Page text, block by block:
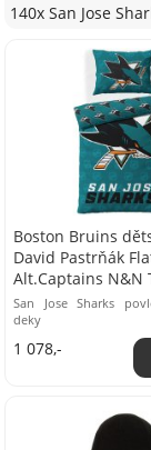
140x San Jose
Boston Bruins
David Pastrňák
Alt.Captains N&N
San Jose Sharks
deky
1 078,-